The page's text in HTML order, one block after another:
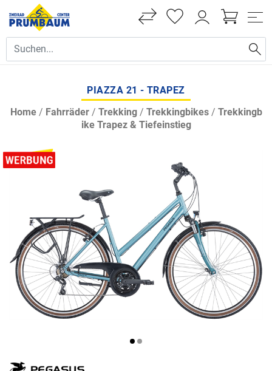
PIAZZA 21 - TRAPEZ
Home/ Fahrräder/ Trekking/ Trekkingbikes/ Trekkingb
ike Trapez & Tiefeinstieg